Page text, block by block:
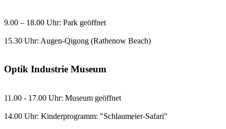
9.00 – 18.00 Uhr: Park geöffnet
15.30 Uhr: Augen-Qigong (Rathenow Beach)
Optik Industrie Museum
11.00 - 17.00 Uhr: Museum geöffnet
14.00 Uhr: Kinderprogramm: "Schlaumeier-Safari"